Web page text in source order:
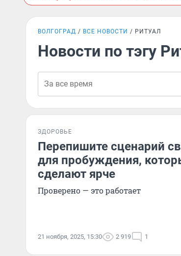
ВОЛГОГРАД ВСЕ НОВОСТИ РИТУАЛ
Новости по тэгу
ЗДОРОВЬЕ
Перепишите сценарий
для пробуждения,
сделают ярче
Проверено — это работает
21 ноября, 2025, 15:30 2 919 1